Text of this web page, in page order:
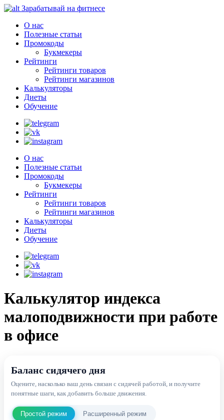
Зарабатывай на фитнесе
О нас
Полезные статьи
Промокоды
Букмекеры
Рейтинги
Рейтинги товаров
Рейтинги магазинов
Калькуляторы
Диеты
Обучение
О нас
Полезные статьи
Промокоды
Букмекеры
Рейтинги
Рейтинги товаров
Рейтинги магазинов
Калькуляторы
Диеты
Обучение
Калькулятор индекса
малоподвижности при работе
в офисе
Баланс сидячего дня
Оцените, насколько ваш день связан с сидячей работой, и получите
понятные шаги, как добавить больше движения.
Простой режим Расширенный режим